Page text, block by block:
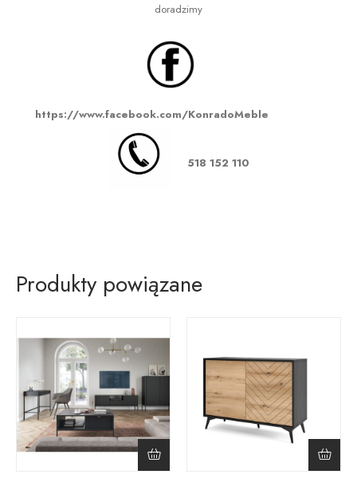
doradzimy
https://www.facebook.com/KonradoMeble
518 152 110
Produkty powiązane